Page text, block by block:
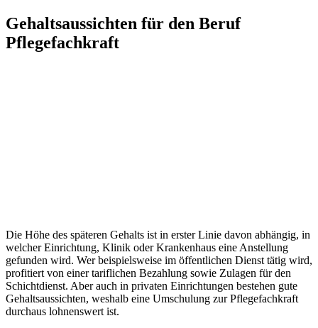
Gehaltsaussichten für den Beruf
Pflegefachkraft
Die Höhe des späteren Gehalts ist in erster Linie davon abhängig, in
welcher Einrichtung, Klinik oder Krankenhaus eine Anstellung
gefunden wird. Wer beispielsweise im öffentlichen Dienst tätig wird,
profitiert von einer tariflichen Bezahlung sowie Zulagen für den
Schichtdienst. Aber auch in privaten Einrichtungen bestehen gute
Gehaltsaussichten, weshalb eine Umschulung zur Pflegefachkraft
durchaus lohnenswert ist.